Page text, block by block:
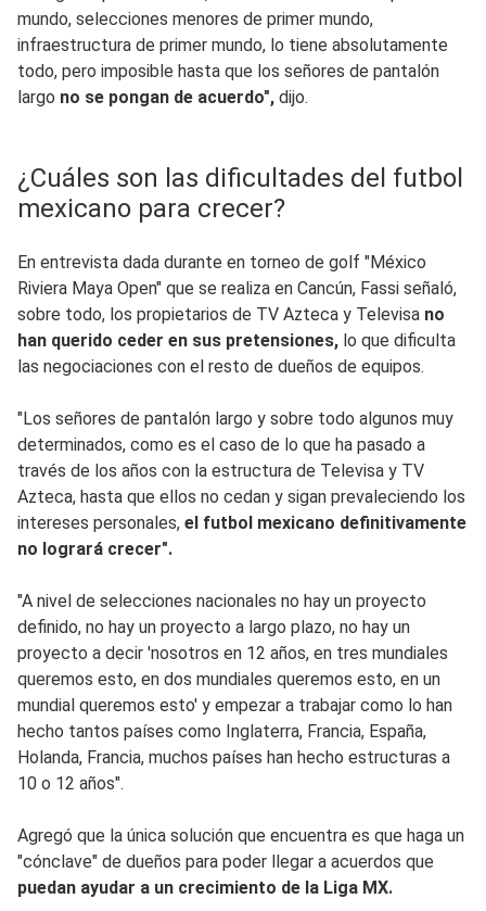
mundo, selecciones menores de primer mundo,
infraestructura de primer mundo, lo tiene absolutamente
todo, pero imposible hasta que los señores de pantalón
largo no se pongan de acuerdo", dijo.
¿Cuáles son las dificultades del futbol
mexicano para crecer?
En entrevista dada durante en torneo de golf "México
Riviera Maya Open" que se realiza en Cancún, Fassi señaló,
sobre todo, los propietarios de TV Azteca y Televisa no
han querido ceder en sus pretensiones, lo que dificulta
las negociaciones con el resto de dueños de equipos.
"Los señores de pantalón largo y sobre todo algunos muy
determinados, como es el caso de lo que ha pasado a
través de los años con la estructura de Televisa y TV
Azteca, hasta que ellos no cedan y sigan prevaleciendo los
intereses personales, el futbol mexicano definitivamente
no logrará crecer".
"A nivel de selecciones nacionales no hay un proyecto
definido, no hay un proyecto a largo plazo, no hay un
proyecto a decir 'nosotros en 12 años, en tres mundiales
queremos esto, en dos mundiales queremos esto, en un
mundial queremos esto' y empezar a trabajar como lo han
hecho tantos países como Inglaterra, Francia, España,
Holanda, Francia, muchos países han hecho estructuras a
10 o 12 años".
Agregó que la única solución que encuentra es que haga un
"cónclave" de dueños para poder llegar a acuerdos que
puedan ayudar a un crecimiento de la Liga MX.